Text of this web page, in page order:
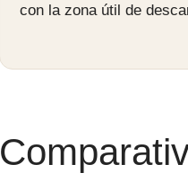
con la zona útil de